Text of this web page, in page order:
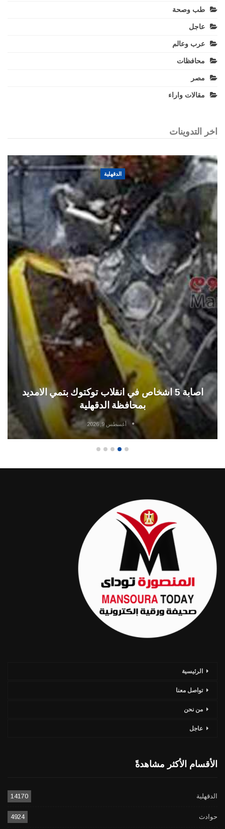
طب وصحة
عاجل
عرب وعالم
محافظات
مصر
مقالات واراء
اخر التدوينات
الدقهلية
اصابة 5 اشخاص في انقلاب توكتوك بتمي الامديد
بمحافظة الدقهلية
أغسطس 9, 2026
الرئيسية
تواصل معنا
من نحن
عاجل
الأقسام الأكثر مشاهدةً
الدقهلية 14170
حوادث 4924